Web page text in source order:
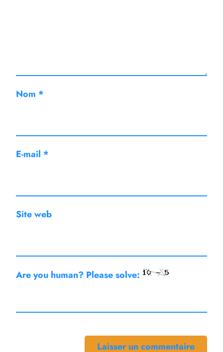
Nom *
E-mail *
Site web
Are you human? Please solve: